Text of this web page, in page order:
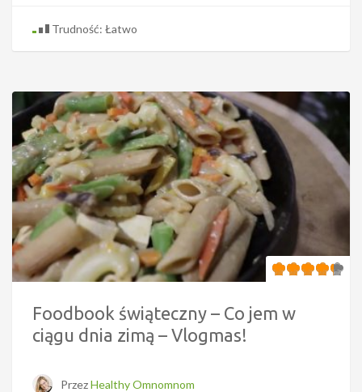
Trudność: Łatwo
Foodbook świąteczny – Co jem w
ciągu dnia zimą – Vlogmas!
PrzezHealthy Omnomnom